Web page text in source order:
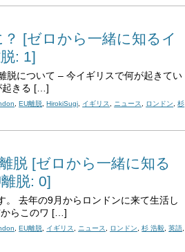
[ゼロから一緒に知るイ
: 1]
脱について – 今イギリスで何が起きてい
起きる […]
, EU離脱, HirokiSugi, イギリス, ニュース, ロンドン,杉
脱 [ゼロから一緒に知る
脱: 0]
。 去年の9月からロンドンに来て生活し
らこのワ […]
, EU離脱, イギリス, ニュース, ロンドン,杉 浩毅,英語,